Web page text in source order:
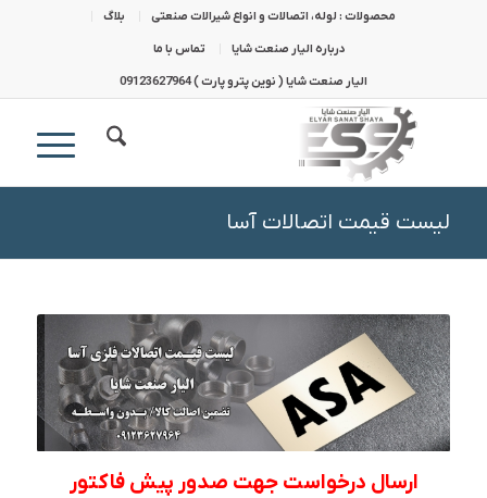
محصولات : لوله، اتصالات و انواع شیرالات صنعتی بلاگ
درباره الیار صنعت شایا تماس با ما
الیار صنعت شایا ( نوین پترو پارت ) 09123627964
لیست قیمت اتصالات آسا
ارسال درخواست جهت صدور پیش فاکتور